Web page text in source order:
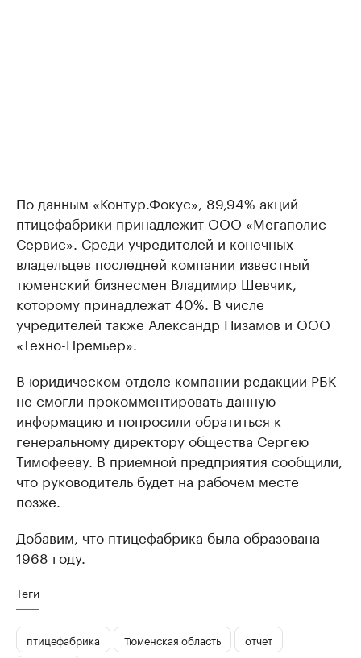
По данным «Контур.Фокус», 89,94% акций
птицефабрики принадлежит ООО «Мегаполис-
Сервис». Среди учредителей и конечных
владельцев последней компании известный
тюменский бизнесмен Владимир Шевчик,
которому принадлежат 40%. В числе
учредителей также Александр Низамов и ООО
«Техно-Премьер».
В юридическом отделе компании редакции РБК
не смогли прокомментировать данную
информацию и попросили обратиться к
генеральному директору общества Сергею
Тимофееву. В приемной предприятия сообщили,
что руководитель будет на рабочем месте
позже.
Добавим, что птицефабрика была образована
1968 году.
Теги
птицефабрика Тюменская область
отчет